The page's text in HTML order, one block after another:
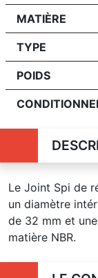
MATIÈRE
TYPE
POIDS
Le Joint Spi de
un diamètre
de 32 mm et
matière NBR.